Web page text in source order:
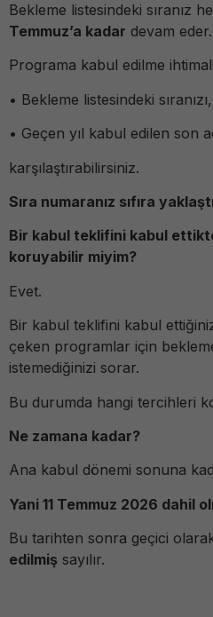
Bekleme listesindeki sıranız
Temmuz’a kadar devam eder.
Programa kabul edilme
• Bekleme listesindeki sıranızı,
• Geçen yıl kabul edilen son
karşılaştırabilirsiniz.
Sıra numaranız sıfıra
Bir kabul teklifini kabul
koruyabilir miyim?
Evet.
Bir kabul teklifini kabul
çeken programlar için
istemediğinizi sorar.
Bu durumda hangi tercihleri
Ne zamana kadar?
Ana kabul dönemi sonuna
Yani 11 Temmuz 2026 dahil
Bu tarihten sonra geçici
edilmiş sayılır.